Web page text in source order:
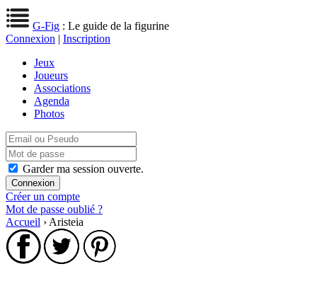
G-Fig : Le guide de la figurine
Connexion | Inscription
Jeux
Joueurs
Associations
Agenda
Photos
Garder ma session ouverte.
Créer un compte
Mot de passe oublié ?
Accueil › Aristeia